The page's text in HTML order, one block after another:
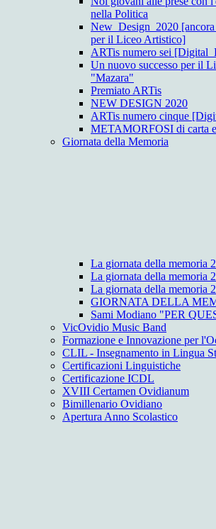
nella Politica
New_Design_2020
per il Liceo Artistico]
ARTis numero sei
Un nuovo successo per il
"Mazara"
Premiato ARTis
NEW DESIGN 2020
ARTis numero cinque
METAMORFOSI di carta
Giornata della Memoria
La giornata della memoria
La giornata della memoria
La giornata della memoria
GIORNATA DELLA
Sami Modiano "PER
VicOvidio Music Band
Formazione e Innovazione per
CLIL - Insegnamento in Lingua
Certificazioni Linguistiche
Certificazione ICDL
XVIII Certamen Ovidianum
Bimillenario Ovidiano
Apertura Anno Scolastico